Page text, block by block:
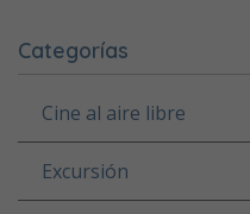
Categorías
Cine al aire libre
Excursión